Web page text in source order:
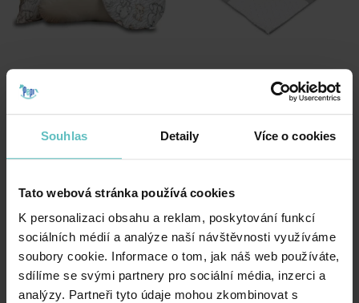
Souhlas Detaily Více o cookies
Tato webová stránka používá cookies
K personalizaci obsahu a reklam, poskytování funkcí
sociálních médií a analýze naší návštěvnosti využíváme
soubory cookie. Informace o tom, jak náš web používáte,
sdílíme se svými partnery pro sociální média, inzerci a
analýzy. Partneři tyto údaje mohou zkombinovat s
Sada 3 polštářů do stanu
959.00
Podložka do stanu TIPI –
Grey Galaxy
539.00